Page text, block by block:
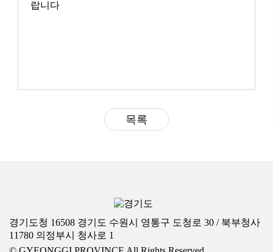
랍니다
목록
경기도청 16508 경기도 수원시 영통구 도청로 30 / 북부청사
11780 의정부시 청사로 1